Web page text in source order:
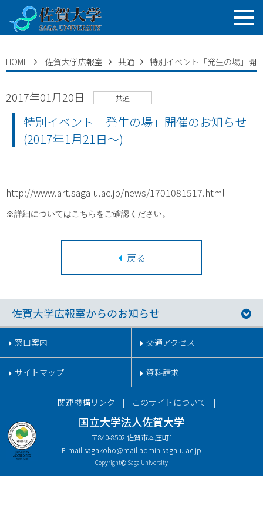
HOME 佐賀大学広報室 共通 特別イベント「発生の場」開
2017年01月20日 共通
特別イベント「発生の場」開催のお知らせ
(2017年1月21日～)
http://www.art.saga-u.ac.jp/news/1701081517.html
戻る
佐賀大学広報室からのお知らせ
窓口案内 交通アクセス
サイトマップ 資料請求
国立大学法人佐賀大学
〒840-8502 佐賀市本庄町1
E-mail. sagakoho@mail.admin.saga-u.ac.jp
関連機構リンク このサイトについて
Copyright Saga University